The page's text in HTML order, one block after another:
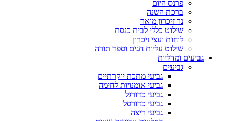
פרנס היום
ברכת השנה
נר זיכרון מואר
שילוט כללי לבית כנסת
לוחות ועצי זיכרון
שילוט עליות חגים וספר תורה
גביעים ומדליות
גביעים
גביעי מתכת יוקרתיים
גביעי אומנויות לחימה
גביעי כדורגל
גביעי כדורסל
גביעי ריצה